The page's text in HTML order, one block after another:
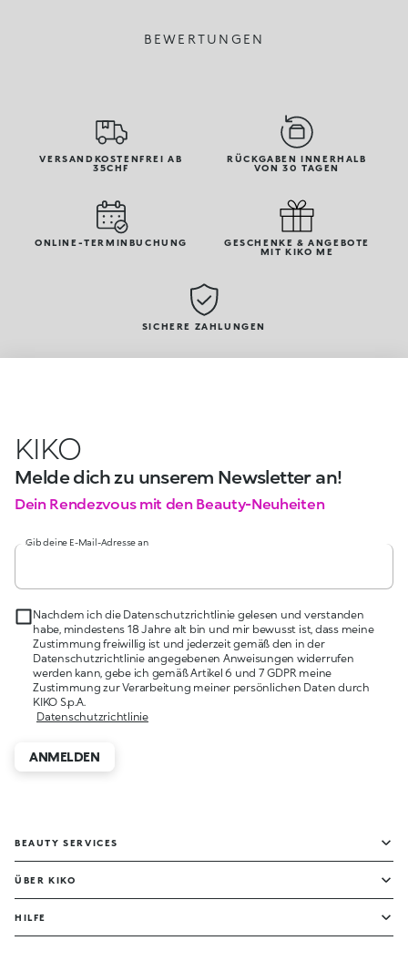
BEWERTUNGEN
VERSANDKOSTENFREI AB
35CHF
RÜCKGABEN INNERHALB
VON 30 TAGEN
ONLINE-TERMINBUCHUNG
GESCHENKE & ANGEBOTE
MIT KIKO ME
SICHERE ZAHLUNGEN
KIKO
Melde dich zu unserem Newsletter an!
Dein Rendezvous mit den Beauty-Neuheiten
Gib deine E-Mail-Adresse an
Nachdem ich die Datenschutzrichtlinie gelesen und verstanden
habe, mindestens 18 Jahre alt bin und mir bewusst ist, dass meine
Zustimmung freiwillig ist und jederzeit gemäß den in der
Datenschutzrichtlinie angegebenen Anweisungen widerrufen
werden kann, gebe ich gemäß Artikel 6 und 7 GDPR meine
Zustimmung zur Verarbeitung meiner persönlichen Daten durch
KIKO S.p.A.
Datenschutzrichtlinie
ANMELDEN
BEAUTY SERVICES
ÜBER KIKO
HILFE